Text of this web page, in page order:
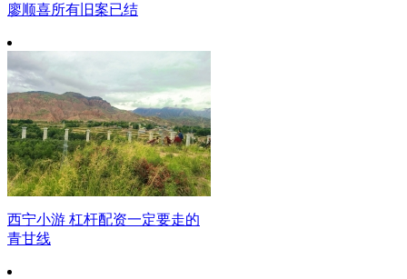
廖顺喜所有旧案已结
西宁小游 杠杆配资一定要走的
青甘线